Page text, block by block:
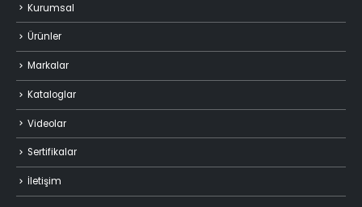
Kurumsal
Ürünler
Markalar
Kataloglar
Videolar
Sertifikalar
İletişim